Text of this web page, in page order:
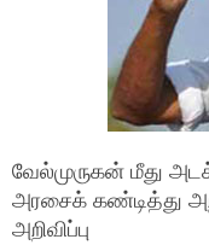
வேல்முருகன் மீது
அரசைக் கண்டித்து
அறிவிப்பு